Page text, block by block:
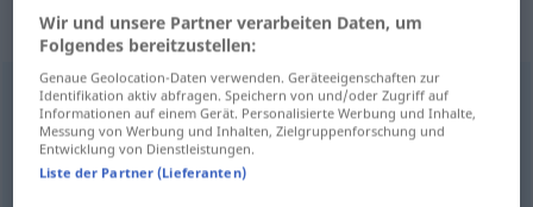
„eifrig“: Adverb
eifrigadv
Übersicht aller Übersetzungen
(Für mehr Details die Übersetzung anklicken/antippen)
Wir und unsere Partner verarbeiten Daten, um
Folgendes bereitzustellen:
Genaue Geolocation-Daten verwenden. Geräteeigenschaften zur
Identifikation aktiv abfragen. Speichern von und/oder Zugriff auf
Informationen auf einem Gerät. Personalisierte Werbung und Inhalte,
Messung von Werbung und Inhalten, Zielgruppenforschung und
Entwicklung von Dienstleistungen.
Liste der Partner (Lieferanten)